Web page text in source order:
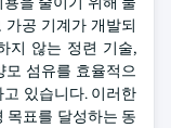
공 기계가 개발되
지 않는 정련 기술,
모 섬유를 효율적으
있습니다. 이러한
목표를 달성하는 동